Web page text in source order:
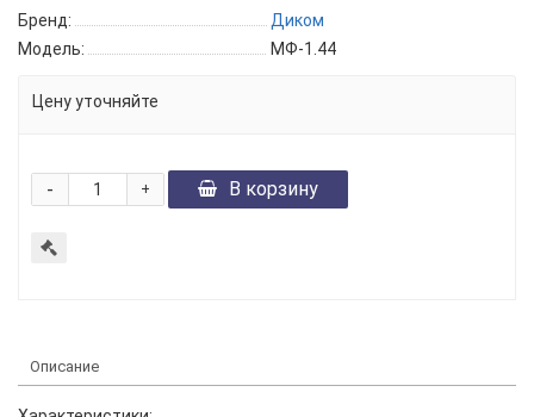
Бренд:
Диком
Модель:
МФ-1.44
Цену уточняйте
+
- В корзину
Описание